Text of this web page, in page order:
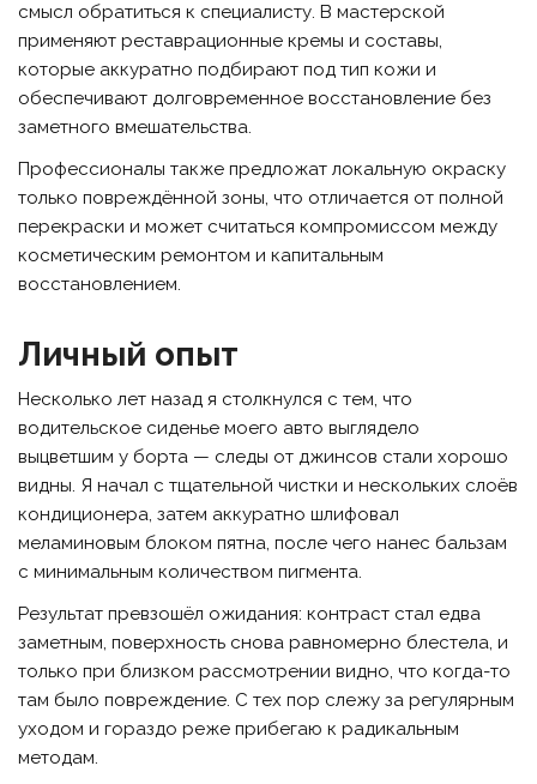
смысл обратиться к специалисту. В мастерской
применяют реставрационные кремы и составы,
которые аккуратно подбирают под тип кожи и
обеспечивают долговременное восстановление без
заметного вмешательства.
Профессионалы также предложат локальную окраску
только повреждённой зоны, что отличается от полной
перекраски и может считаться компромиссом между
косметическим ремонтом и капитальным
восстановлением.
Личный опыт
Несколько лет назад я столкнулся с тем, что
водительское сиденье моего авто выглядело
выцветшим у борта — следы от джинсов стали хорошо
видны. Я начал с тщательной чистки и нескольких слоёв
кондиционера, затем аккуратно шлифовал
меламиновым блоком пятна, после чего нанес бальзам
с минимальным количеством пигмента.
Результат превзошёл ожидания: контраст стал едва
заметным, поверхность снова равномерно блестела, и
только при близком рассмотрении видно, что когда-то
там было повреждение. С тех пор слежу за регулярным
уходом и гораздо реже прибегаю к радикальным
методам.